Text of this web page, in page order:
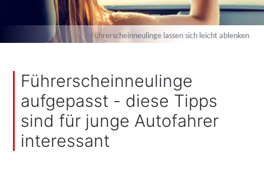
Führerscheinneulinge lassen sich leicht ablenken
Führerscheinneulinge
aufgepasst - diese Tipps
sind für junge Autofahrer
interessant